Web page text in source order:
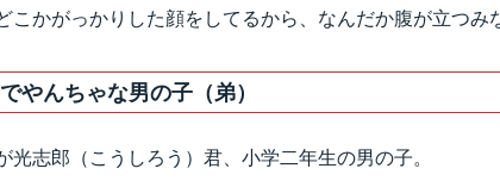
こかがっかりした顔をしてるから、なんだか腹が立つみ
やんちゃな男の子（弟）
光志郎（こうしろう）君、小学二年生の男の子。